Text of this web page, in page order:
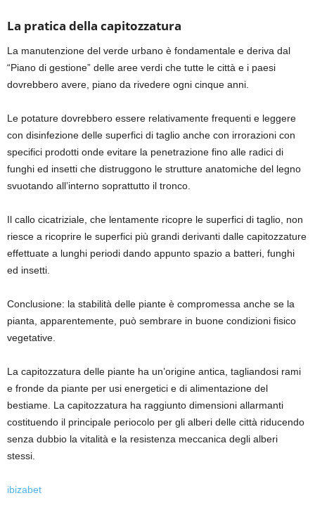
La pratica della capitozzatura
La manutenzione del verde urbano è fondamentale e deriva dal
“Piano di gestione” delle aree verdi che tutte le città e i paesi
dovrebbero avere, piano da rivedere ogni cinque anni.
L e potature dovrebbero essere relativamente frequenti e leggere
con disinfezione delle superfici di taglio anche con irrorazioni con
specifici prodotti onde evitare la penetrazione fino alle radici di
funghi ed insetti che distruggono le strutture anatomiche del legno
svuotando all’interno soprattutto il tronco.
Il callo cicatriziale, che lentamente ricopre le superfici di taglio, non
riesce a ricoprire le superfici più grandi derivanti dalle capitozzature
effettuate a lunghi periodi dando appunto spazio a batteri, funghi
ed insetti.
Conclusione: la stabilità delle piante è compromessa anche se la
pianta, apparentemente, può sembrare in buone condizioni fisico
vegetative.
La capitozzatura delle piante ha un’origine antica, tagliandosi rami
e fronde da piante per usi energetici e di alimentazione del
bestiame. La capitozzatura ha raggiunto dimensioni allarmanti
costituendo il principale periocolo per gli alberi delle città riducendo
senza dubbio la vitalità e la resistenza meccanica degli alberi
stessi.
ibizabet